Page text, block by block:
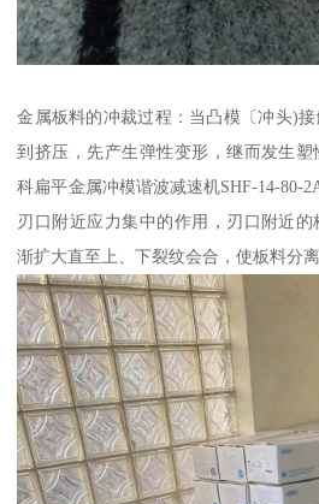
金属板料的冲裁过程：当凸模〔冲头)
到挤压，先产生弹性变形，继而发生
科扁平金属冲模谐波减速机SHF-14-80-
刃口附近应力集中的作用，刃口附近
渐扩大直至上、下裂纹会合，使板料分离